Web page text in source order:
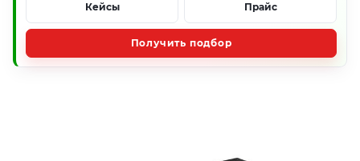
Кейсы Прайс
Получить подбор